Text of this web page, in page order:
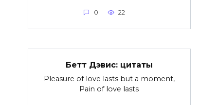
0 22
Бетт Дэвис: цитаты
Pleasure of love lasts but a moment,
Pain of love lasts